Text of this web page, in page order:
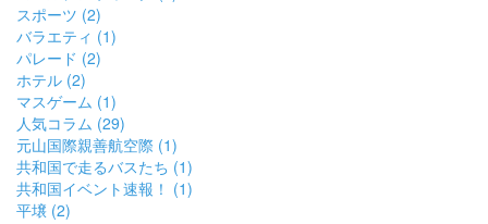
スポーツ (2)
バラエティ (1)
パレード (2)
ホテル (2)
マスゲーム (1)
人気コラム (29)
元山国際親善航空際 (1)
共和国で走るバスたち (1)
共和国イベント速報！ (1)
平壌 (2)